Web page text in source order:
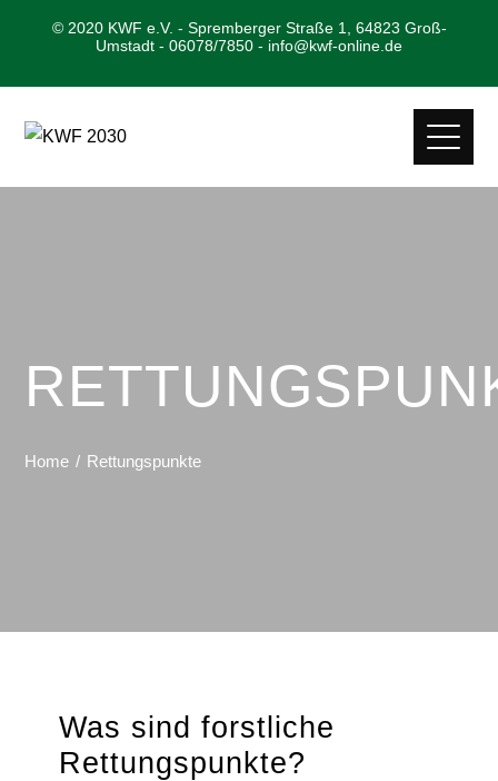
© 2020 KWF e.V. - Spremberger Straße 1, 64823 Groß-
Umstadt - 06078/7850 - info@kwf-online.de
Home Rettungspunkte
Was sind forstliche
Rettungspunkte?